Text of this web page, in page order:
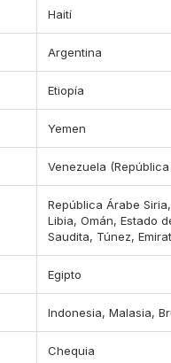
Haití
Argentina
Etiopía
Yemen
Venezuela
República Árabe
Libia, Omán, Estado
Saudita, Túnez,
Egipto
Indonesia, Malasia,
Chequia